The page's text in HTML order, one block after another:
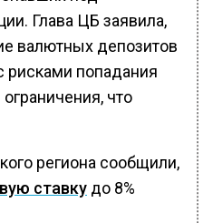
Глава ЦБ заявила,
валютных депозитов
рисками попадания
что
региона сообщили,
ставку до 8%